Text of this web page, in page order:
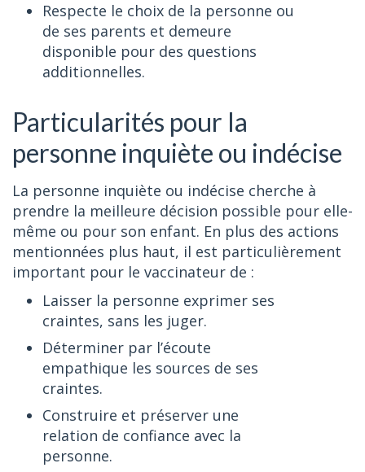
Respecte le choix de la personne ou
de ses parents et demeure
disponible pour des questions
additionnelles.
Particularités pour la
personne inquiète ou indécise
La personne inquiète ou indécise cherche à
prendre la meilleure décision possible pour elle-
même ou pour son enfant. En plus des actions
mentionnées plus haut, il est particulièrement
important pour le vaccinateur de :
Laisser la personne exprimer ses
craintes, sans les juger.
Déterminer par l’écoute
empathique les sources de ses
craintes.
Construire et préserver une
relation de confiance avec la
personne.